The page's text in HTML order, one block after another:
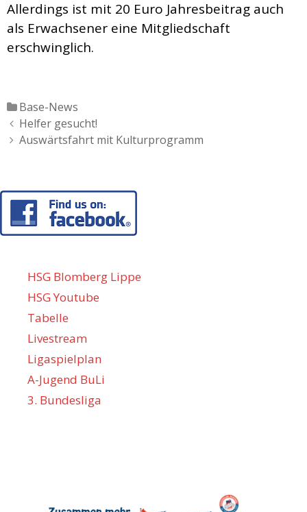
Allerdings ist mit 20 Euro Jahresbeitrag auch
als Erwachsener eine Mitgliedschaft
erschwinglich.
Katgeorien
Base-News
Artikel-
Navigation
Helfer gesucht!
Auswärtsfahrt mit Kulturprogramm
HSG Blomberg Lippe
HSG Youtube
Tabelle
Livestream
Ligaspielplan
A-Jugend BuLi
3. Bundesliga